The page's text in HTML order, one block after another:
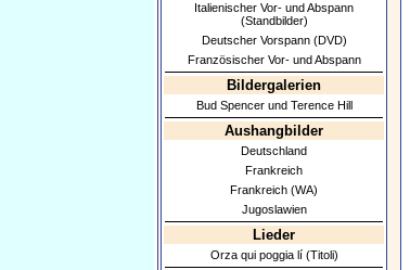
Italienischer Vor- und Abspann
(Standbilder)
Deutscher Vorspann (DVD)
Französischer Vor- und Abspann
Bildergalerien
Bud Spencer und Terence Hill
Aushangbilder
Deutschland
Frankreich
Frankreich (WA)
Jugoslawien
Lieder
Orza qui poggia lí (Titoli)